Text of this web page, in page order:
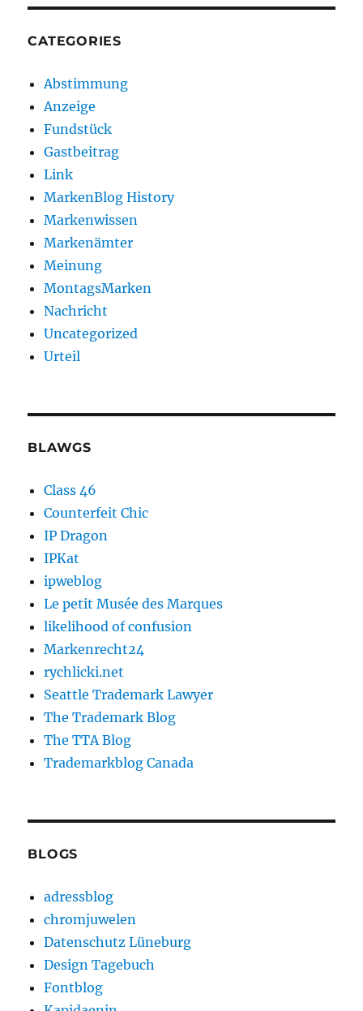
CATEGORIES
Abstimmung
Anzeige
Fundstück
Gastbeitrag
Link
MarkenBlog History
Markenwissen
Markenämter
Meinung
MontagsMarken
Nachricht
Uncategorized
Urteil
BLAWGS
Class 46
Counterfeit Chic
IP Dragon
IPKat
ipweblog
Le petit Musée des Marques
likelihood of confusion
Markenrecht24
rychlicki.net
Seattle Trademark Lawyer
The Trademark Blog
The TTA Blog
Trademarkblog Canada
BLOGS
adressblog
chromjuwelen
Datenschutz Lüneburg
Design Tagebuch
Fontblog